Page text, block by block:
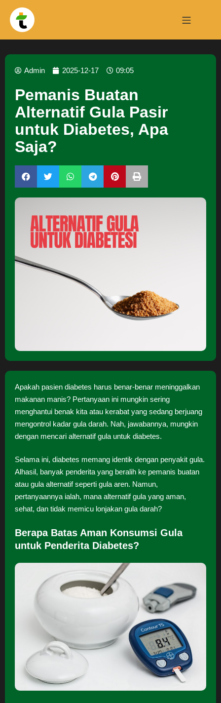
Admin 2025-12-17 09:05
Pemanis Buatan
Alternatif Gula Pasir
untuk Diabetes, Apa
Saja?
Apakah pasien diabetes harus benar-benar meninggalkan
makanan manis? Pertanyaan ini mungkin sering
menghantui benak kita atau kerabat yang sedang berjuang
mengontrol kadar gula darah. Nah, jawabannya, mungkin
dengan mencari alternatif gula untuk diabetes.
Selama ini, diabetes memang identik dengan penyakit gula.
Alhasil, banyak penderita yang beralih ke pemanis buatan
atau gula alternatif seperti gula aren. Namun,
pertanyaannya ialah, mana alternatif gula yang aman,
sehat, dan tidak memicu lonjakan gula darah?
Berapa Batas Aman Konsumsi Gula
untuk Penderita Diabetes?